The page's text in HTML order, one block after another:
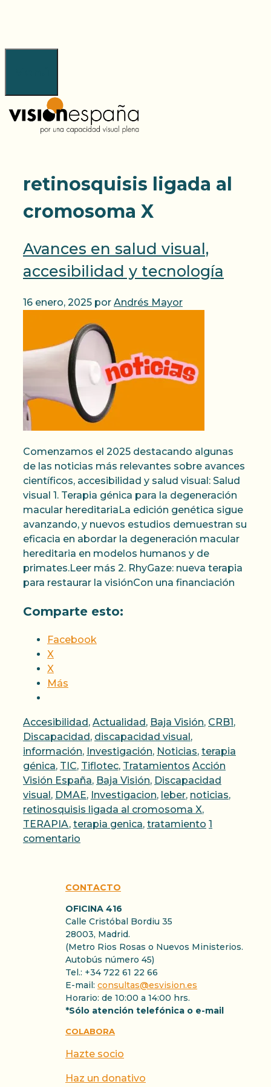
retinosquisis ligada al
cromosoma X
Avances en salud visual,
accesibilidad y tecnología
16 enero, 2025 por Andrés Mayor
Comenzamos el 2025 destacando algunas
de las noticias más relevantes sobre avances
científicos, accesibilidad y salud visual: Salud
visual 1. Terapia génica para la degeneración
macular hereditariaLa edición genética sigue
avanzando, y nuevos estudios demuestran su
eficacia en abordar la degeneración macular
hereditaria en modelos humanos y de
primates.Leer más 2. RhyGaze: nueva terapia
para restaurar la visiónCon una financiación
Comparte esto:
Facebook
X
X
Más
Categorías
Accesibilidad, Actualidad, Baja Visión, CRB1,
Discapacidad, discapacidad visual,
información, Investigación, Noticias, terapia
génica, TIC, Tiflotec, Tratamientos Etiquetas
Acción
Visión España, Baja Visión, Discapacidad
visual, DMAE, Investigacion, leber, noticias,
retinosquisis ligada al cromosoma X,
TERAPIA, terapia genica, tratamiento 1
comentario
CONTACTO
OFICINA 416
Calle Cristóbal Bordiu 35
28003, Madrid.
(Metro Rios Rosas o Nuevos Ministerios.
Autobús número 45)
Tel.: +34 722 61 22 66
E-mail: consultas@esvision.es
Horario: de 10:00 a 14:00 hrs.
*Sólo atención telefónica o e-mail
COLABORA
Hazte socio
Haz un donativo